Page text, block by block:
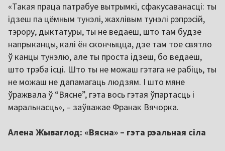
«Такая праца патрабуе вытрымкі, сфакусаванасці: ты
ідзеш па цёмным тунэлі, жахлівым тунэлі рэпрэсій,
тэрору, дыктатуры, ты не ведаеш, што там будзе
напрыканцы, калі ён скончыцца, дзе там тое святло
ў канцы тунэлю, але ты проста ідзеш, бо ведаеш,
што трэба ісці. Што ты не можаш гэтага не рабіць, ты
не можаш не дапамагаць людзям. І што мяне
ўражвала ў “Вясне”, гэта вось гэтая ўпартасць і
маральнасць», – заўважае Франак Вячорка.
Алена Жываглод: «Вясна» – гэта рэальная сіла